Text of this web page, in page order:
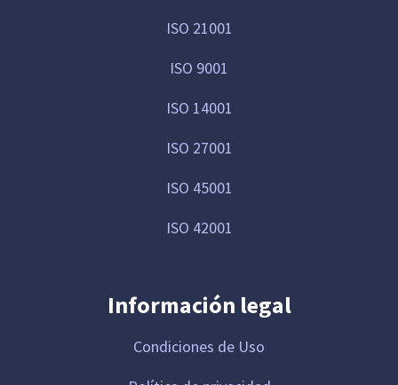
ISO 21001
ISO 9001
ISO 14001
ISO 27001
ISO 45001
ISO 42001
Información legal
Condiciones de Uso